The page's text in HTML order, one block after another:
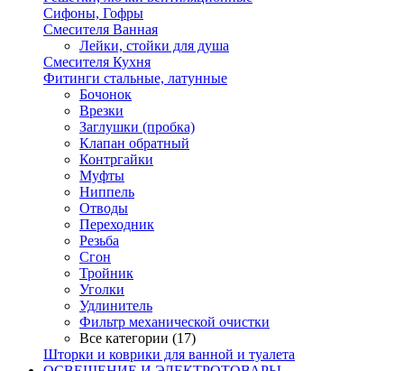
Сифоны, Гофры
Смесителя Ванная
Лейки, стойки для душа
Смесителя Кухня
Фитинги стальные, латунные
Бочонок
Врезки
Заглушки (пробка)
Клапан обратный
Контргайки
Муфты
Ниппель
Отводы
Переходник
Резьба
Сгон
Тройник
Уголки
Удлинитель
Фильтр механической очистки
Все категории (17)
Шторки и коврики для ванной и туалета